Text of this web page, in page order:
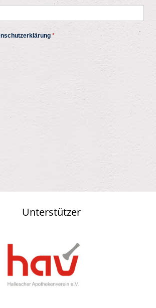
*
Unterstützer